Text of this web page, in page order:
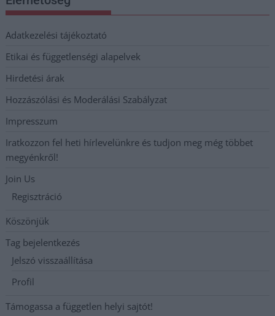
Adatkezelési tájékoztató
Etikai és függetlenségi alapelvek
Hirdetési árak
Hozzászólási és Moderálási Szabályzat
Impresszum
Iratkozzon fel heti hírlevelünkre és tudjon meg még többet
megyénkről!
Join Us
Regisztráció
Köszönjük
Tag bejelentkezés
Jelszó visszaállítása
Profil
Támogassa a független helyi sajtót!